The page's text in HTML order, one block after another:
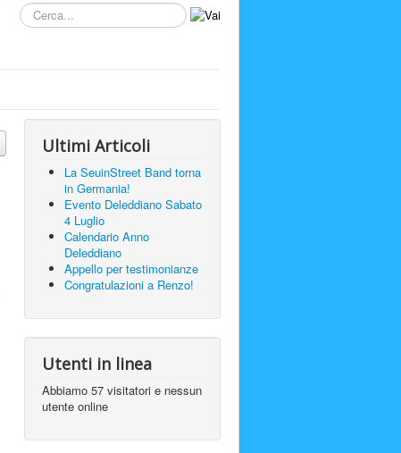
Cerca...
Ultimi Articoli
La SeuinStreet Band torna
in Germania!
Evento Deleddiano Sabato
4 Luglio
Calendario Anno
Deleddiano
Appello per testimonianze
Congratulazioni a Renzo!
Utenti in linea
Abbiamo 57 visitatori e nessun
utente online